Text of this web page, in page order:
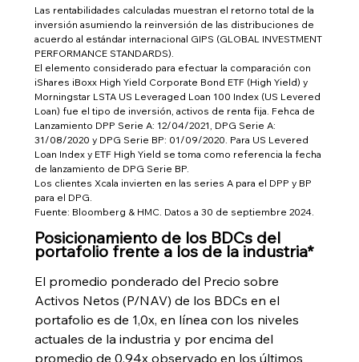
Las rentabilidades calculadas muestran el retorno total de la
inversión asumiendo la reinversión de las distribuciones de
acuerdo al estándar internacional GIPS (GLOBAL INVESTMENT
PERFORMANCE STANDARDS).
El elemento considerado para efectuar la comparación con
iShares iBoxx High Yield Corporate Bond ETF (High Yield) y
Morningstar LSTA US Leveraged Loan 100 Index (US Levered
Loan) fue el tipo de inversión, activos de renta fija. Fehca de
Lanzamiento DPP Serie A: 12/04/2021, DPG Serie A:
31/08/2020 y DPG Serie BP: 01/09/2020. Para US Levered
Loan Index y ETF High Yield se toma como referencia la fecha
de lanzamiento de DPG Serie BP.
Los clientes Xcala invierten en las series A para el DPP y BP
para el DPG.
Fuente: Bloomberg & HMC. Datos a 30 de septiembre 2024.
Posicionamiento de los BDCs del
portafolio frente a los de la industria*
El promedio ponderado del Precio sobre
Activos Netos (P/NAV) de los BDCs en el
portafolio es de 1,0x, en línea con los niveles
actuales de la industria y por encima del
promedio de 0,94x observado en los últimos